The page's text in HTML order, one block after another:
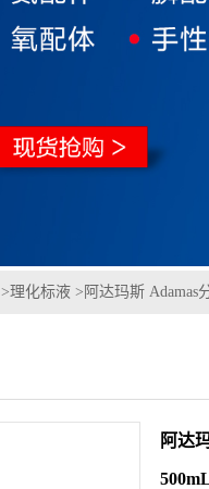
>理化标液 > 阿达玛斯 Adamas
阿达